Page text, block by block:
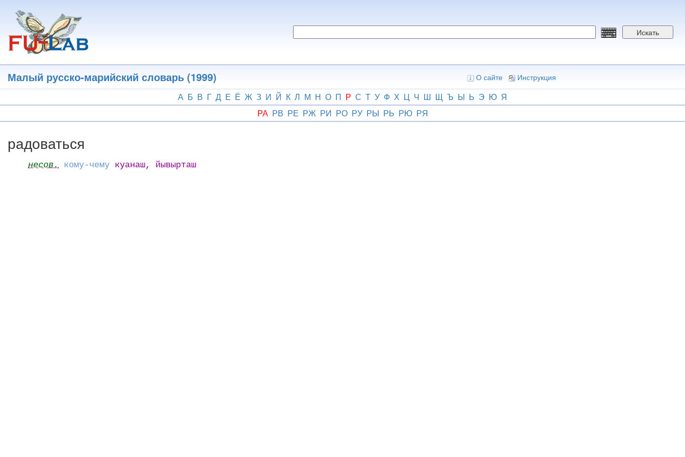
основному
содержанию
Искать
Малый русско-марийский словарь (1999) О сайте Инструкция
А Б В Г Д Е Ё Ж З И Й К Л М Н О П Р С Т У Ф Х Ц Ч Ш Щ Ъ Ы Ь Э Ю Я
РА РВ РЕ РЖ РИ РО РУ РЫ РЬ РЮ РЯ
радоваться
несов. кому-чему куанаш, йывырташ